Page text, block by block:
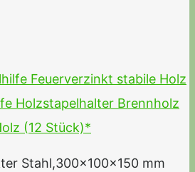
Feuerverzinkt stabile Holz
Holzstapelhalter Brennholz
(12 Stück)*
Stahl,300x100x150 mm